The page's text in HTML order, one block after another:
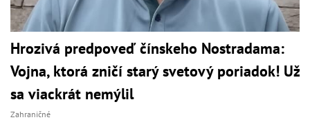
Hrozivá predpoveď čínskeho Nostradama:
Vojna, ktorá zničí starý svetový poriadok! Už
sa viackrát nemýlil
Zahraničné